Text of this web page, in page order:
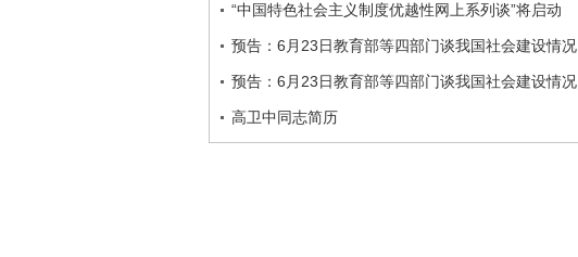
“中国特色社会主义制度优越性网上系列谈”将启动
预告：6月23日教育部等四部门谈我国社会建设情况
预告：6月23日教育部等四部门谈我国社会建设情况
高卫中同志简历